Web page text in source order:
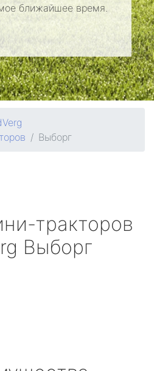
ближайшее время.
Выборг
тракторов
Выборг